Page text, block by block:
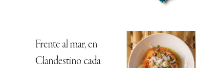
Frente al mar, en
Clandestino cada